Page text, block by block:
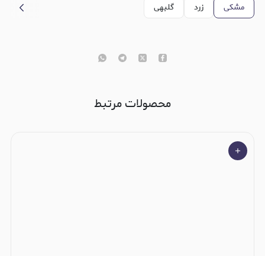
مشکی زرد گلبهی
محصولات مرتبط